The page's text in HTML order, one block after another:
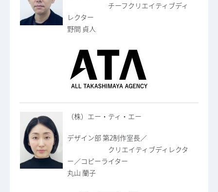
チーフクリエイティブディ
レクター
野間 貞人
（株）エー・ティ・エー
デザイン部 第2制作室長／
クリエイティブディレクタ
ー／コピーライター
丸山 蘭子